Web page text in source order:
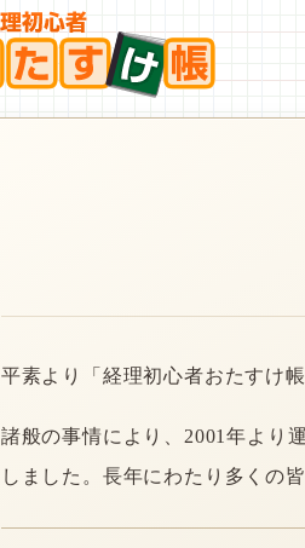
平素より「経理初心者おたすけ
諸般の事情により、2001年より
しました。長年にわたり多くの